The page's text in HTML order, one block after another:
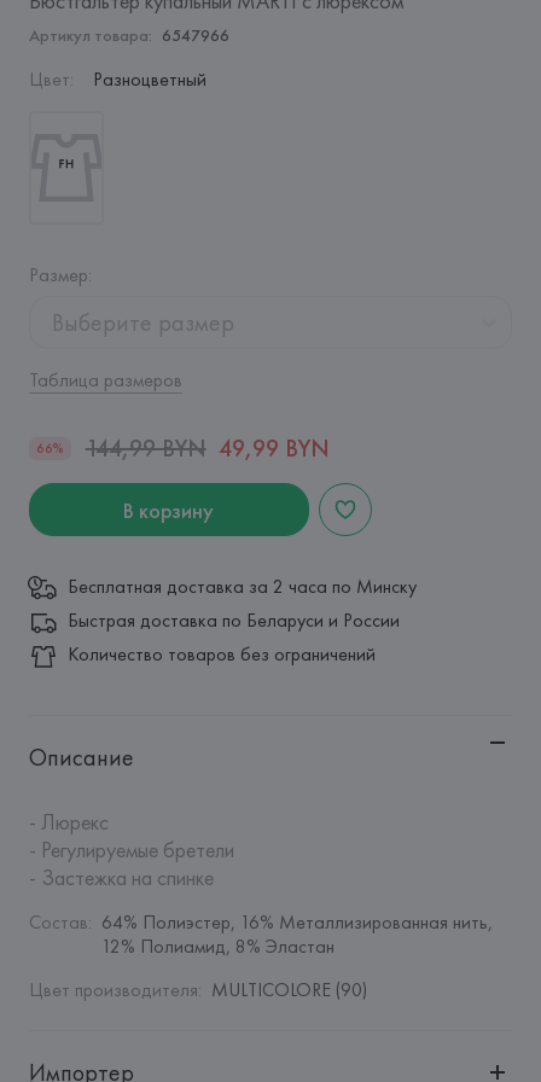
Артикул товара: 6547966
Цвет: Разноцветный
Размер:
Выберите размер
Таблица размеров
66% 144,99 BYN 49,99 BYN
В корзину
Бесплатная доставка за 2 часа по Минску
Быстрая доставка по Беларуси и России
Количество товаров без ограничений
Описание
- Люрекс
- Регулируемые бретели
- Застежка на спинке
Состав: 64% Полиэстер, 16% Металлизированная нить,
12% Полиамид, 8% Эластан
Цвет производителя: MULTICOLORE (90)
Импортер